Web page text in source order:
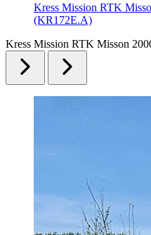
Kress Mission RTK
(KR172E.A)
Kress Mission RTK Misson